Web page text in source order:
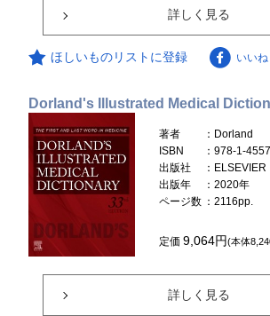
詳しく見る
ほしいものリストに登録 いいね
Dorland's Illustrated Medical
著者
：Dorland
ISBN
：978-1-
出版社
：ELSEVIER
出版年
：2020年
ページ数 ：2116pp.
定価9,064円(本体
詳しく見る